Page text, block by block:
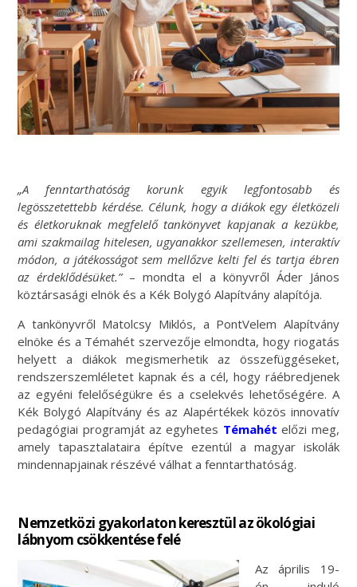
„A fenntarthatóság korunk egyik legfontosabb és
legösszetettebb kérdése. Célunk, hogy a diákok egy életközeli
és életkoruknak megfelelő tankönyvet kapjanak a kezükbe,
ami szakmailag hitelesen, ugyanakkor szellemesen, interaktív
módon, a játékosságot sem mellőzve kelti fel és tartja ébren
az érdeklődésüket.”– mondta el a könyvről Áder János
köztársasági elnök és a Kék Bolygó Alapítvány alapítója.
A tankönyvről Matolcsy Miklós, a PontVelem Alapítvány
elnöke és a Témahét szervezője elmondta, hogy riogatás
helyett a diákok megismerhetik az összefüggéseket,
rendszerszemléletet kapnak és a cél, hogy ráébredjenek
az egyéni felelőségükre és a cselekvés lehetőségére. A
Kék Bolygó Alapítvány és az Alapértékek közös innovatív
pedagógiai programját az egyhetes Témahét előzi meg,
amely tapasztalataira építve ezentúl a magyar iskolák
mindennapjainak részévé válhat a fenntarthatóság.
Nemzetközi gyakorlaton keresztül az ökológiai
lábnyom csökkentése felé
Az április 19-